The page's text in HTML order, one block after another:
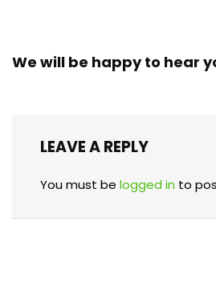
We will be happy to hear
LEAVE A REPLY
You must be logged in to